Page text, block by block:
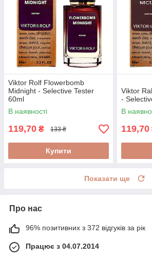
Viktor Rolf Flowerbomb
Midnight - Selective Tester
60ml
В наявності
119,70 ₴ 133 ₴
Купити
Viktor
-
В
119,70
Показати ще
Про нас
96% позитивних з 372 відгуків за рік
Працює з 04.07.2014